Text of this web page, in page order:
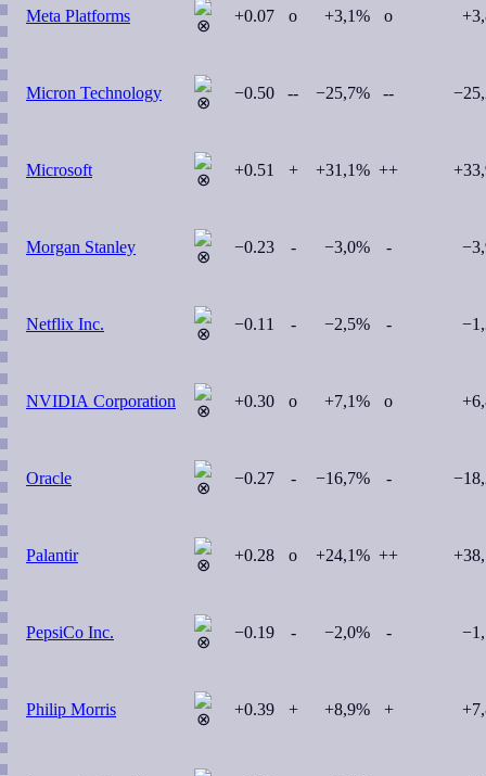
Meta Platforms +0.07 o +3,1% o
Micron Technology −0.50 -- −25,7% --
Microsoft +0.51 + +31,1% ++
Morgan Stanley −0.23 - −3,0% -
Netflix Inc. −0.11 - −2,5% -
NVIDIA Corporation +0.30 o +7,1% o
Oracle −0.27 - −16,7% -
Palantir +0.28 o +24,1% ++
PepsiCo Inc. −0.19 - −2,0% -
Philip Morris +0.39 + +8,9% +